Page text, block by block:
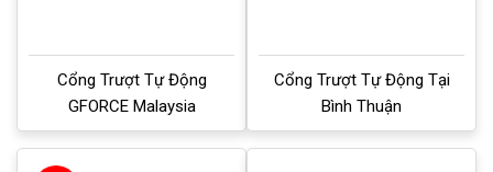
Cổng Trượt Tự Động
GFORCE Malaysia
Cổng Trượt Tự Động Tại
Bình Thuận